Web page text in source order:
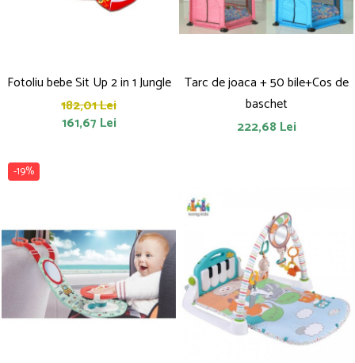
Fotoliu bebe Sit Up 2 in 1 Jungle
182,01 Lei
161,67 Lei
Tarc de joaca + 50 bile+Cos de
baschet
222,68 Lei
-19%